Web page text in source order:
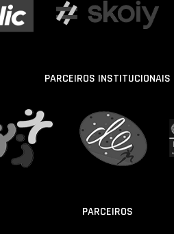
PARCEIROS INSTITUCIONAIS
PARCEIROS